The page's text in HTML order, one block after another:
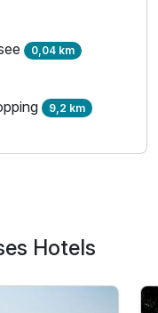
0,04 km
9,2 km
Hotels